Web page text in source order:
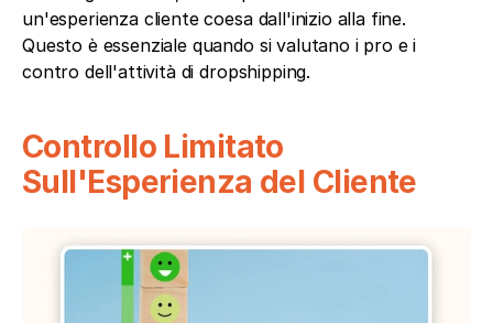
un'esperienza cliente coesa dall'inizio alla fine.
Questo è essenziale quando si valutano i pro e i
contro dell'attività di dropshipping.
Controllo Limitato
Sull'Esperienza del Cliente